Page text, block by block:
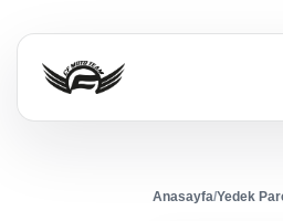
Anasayfa/Yedek